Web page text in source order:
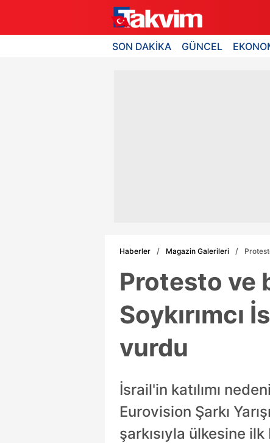
SON DAKİKA GÜNCEL
Haberler Magazin Galerileri
Protesto ve
Soykırımcı
vurdu
İsrail'in katılımı
Eurovision Şarkı
şarkısıyla ülkesine